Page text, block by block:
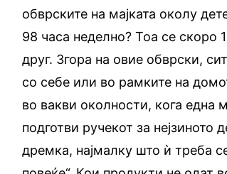
обврските на мајката околу
98 часа неделно? Тоа се скоро
друг. Згора на овие обврски,
со себе или во рамките на
во вакви околности, кога една
подготви ручекот за нејзиното
дремка, најмалку што ѝ треба